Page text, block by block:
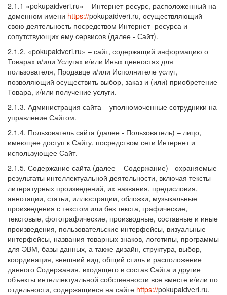
2.1.1 «pokupaidveri.ru» – Интернет-ресурс, расположенный на
доменном имени https://pokupaidveri.ru, осуществляющий
свою деятельность посредством Интернет- ресурса и
сопутствующих ему сервисов (далее - Сайт).
2.1.2. «pokupaidveri.ru» – сайт, содержащий информацию о
Товарах и/или Услугах и/или Иных ценностях для
пользователя, Продавце и/или Исполнителе услуг,
позволяющий осуществить выбор, заказ и (или) приобретение
Товара, и/или получение услуги.
2.1.3. Администрация сайта – уполномоченные сотрудники на
управление Сайтом.
2.1.4. Пользователь сайта (далее - Пользователь) – лицо,
имеющее доступ к Сайту, посредством сети Интернет и
использующее Сайт.
2.1.5. Содержание сайта (далее – Содержание) - охраняемые
результаты интеллектуальной деятельности, включая тексты
литературных произведений, их названия, предисловия,
аннотации, статьи, иллюстрации, обложки, музыкальные
произведения с текстом или без текста, графические,
текстовые, фотографические, производные, составные и иные
произведения, пользовательские интерфейсы, визуальные
интерфейсы, названия товарных знаков, логотипы, программы
для ЭВМ, базы данных, а также дизайн, структура, выбор,
координация, внешний вид, общий стиль и расположение
данного Содержания, входящего в состав Сайта и другие
объекты интеллектуальной собственности все вместе и/или по
отдельности, содержащиеся на сайте https://pokupaidveri.ru.